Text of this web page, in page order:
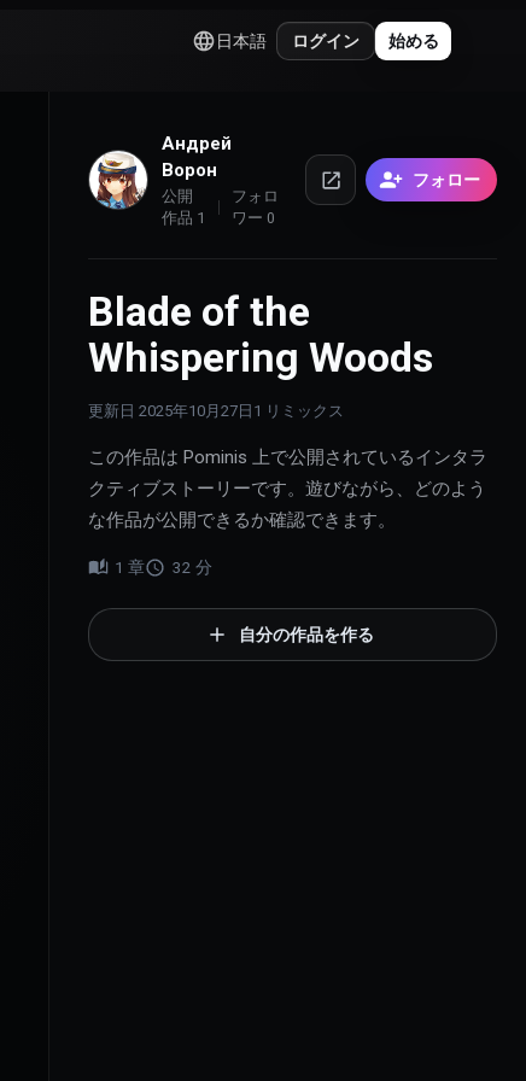
日本語 ログイン 始める
Андрей
Ворон
公開
作品 1
フォロ
ワー 0
フォロー
Blade of the
Whispering Woods
更新日 2025年10月27日 1 リミックス
この作品は Pominis 上で公開されているインタラ
クティブストーリーです。遊びながら、どのよう
な作品が公開できるか確認できます。
1 章 32 分
自分の作品を作る